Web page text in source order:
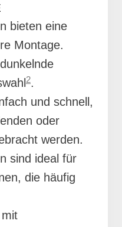
bieten eine
Montage.
2.
und schnell,
oder
werden.
sind ideal für
die häufig